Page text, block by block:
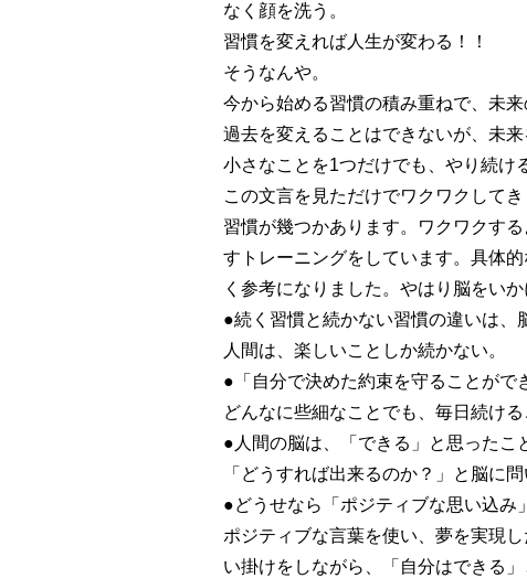
なく顔を洗う。
習慣を変えれば人生が変わる！！️
そうなんや。
今から始める習慣の積み重ねで、未来
過去を変えることはできないが、未来
小さなことを1つだけでも、やり続け
この文言を見ただけでワクワクして
習慣が幾つかあります。ワクワクす
すトレーニングをしています。具体
く参考になりました。やはり脳をいか
●続く習慣と続かない習慣の違いは、
人間は、楽しいことしか続かない。
●「自分で決めた約束を守ることがで
どんなに些細なことでも、毎日続け
●人間の脳は、「できる」と思ったこ
「どうすれば出来るのか？」と脳に
●どうせなら「ポジティブな思い込み
ポジティブな言葉を使い、夢を実現
い掛けをしながら、「自分はできる」